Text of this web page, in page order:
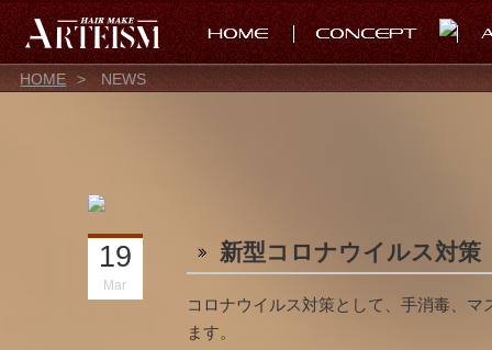
HOME > NEWS
19
Mar
新型コロナウイルス対策
コロナウイルス対策として、手消毒、
ます。